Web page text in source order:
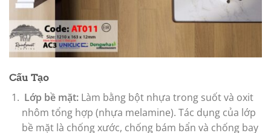
Cấu Tạo
Lớp bề mặt:Làm bằng bột nhựa trong suốt và oxit
nhôm tổng hợp (nhựa melamine). Tác dụng của lớp
bề mặt là chống xước, chống bám bẩn và chống bay